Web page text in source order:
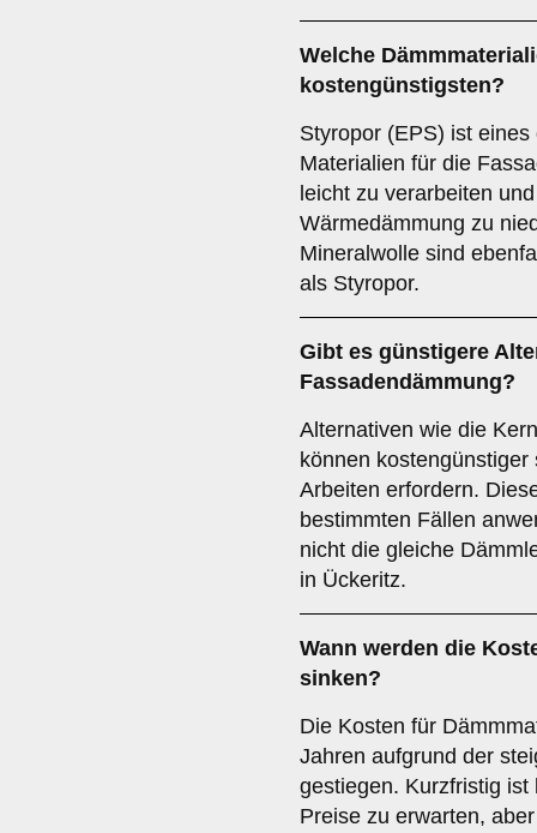
Welche
kostengünstigsten?
Styropor (EPS) ist
Materialien für die
leicht zu verarbeiten
Wärmedämmung zu
Mineralwolle sind
als Styropor.
Gibt es günstigere
Fassadendämmung?
Alternativen wie die
können
Arbeiten erfordern.
bestimmten Fällen
nicht die gleiche
in Ückeritz.
Wann werden die
sinken?
Die Kosten für
Jahren aufgrund der
gestiegen. Kurzfristig
Preise zu erwarten,